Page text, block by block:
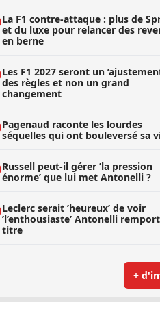
La F1 contre-attaque : plus de
et du luxe pour relancer des
en berne
Les F1 2027 seront un
des règles et non un grand
changement
Pagenaud raconte les lourdes
séquelles qui ont bouleversé sa
Russell peut-il gérer ’la pression
énorme’ que lui met Antonelli ?
Leclerc serait ’heureux’ de voir
’l’enthousiaste’ Antonelli
titre
+